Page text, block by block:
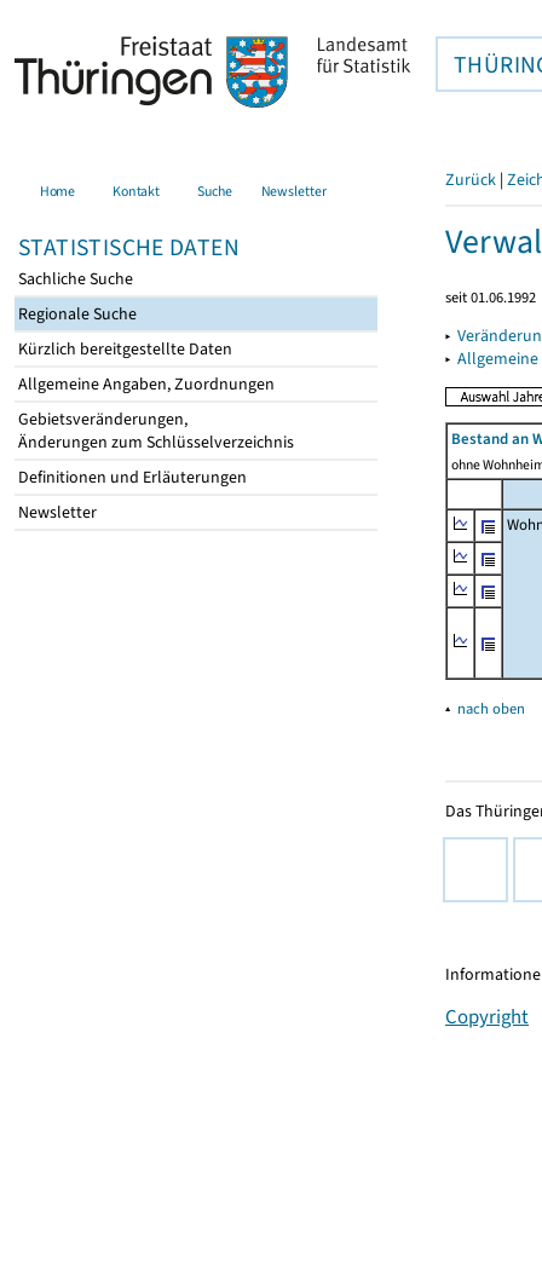
Home Kontakt Suche Newsletter
STATISTISCHE DATEN
Sachliche Suche
Regionale Suche
Kürzlich bereitgestellte Daten
Allgemeine Angaben, Zuordnungen
Gebietsveränderungen,
Änderungen zum Schlüsselverzeichnis
Definitionen und Erläuterungen
Newsletter
Zurück |
seit 01.06.1992
▸
▸
Bestand an
ohne
▴ nach oben
Das
Copyright